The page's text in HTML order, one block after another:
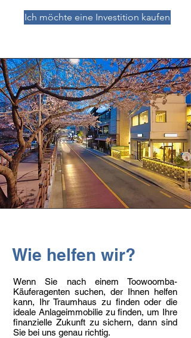
Ich möchte eine Investition kaufen
Wie helfen wir?
Wenn Sie nach einem Toowoomba-
Käuferagenten suchen, der Ihnen helfen
kann, Ihr Traumhaus zu finden oder die
ideale Anlageimmobilie zu finden, um Ihre
finanzielle Zukunft zu sichern, dann sind
Sie bei uns genau richtig.